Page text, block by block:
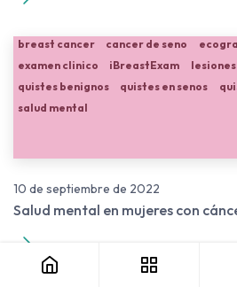
breast cancer cancer de seno
examen clinico
iBreastExam
quistes benignos
quistes en senos
salud mental
10 de septiembre de 2022
Salud mental en mujeres con